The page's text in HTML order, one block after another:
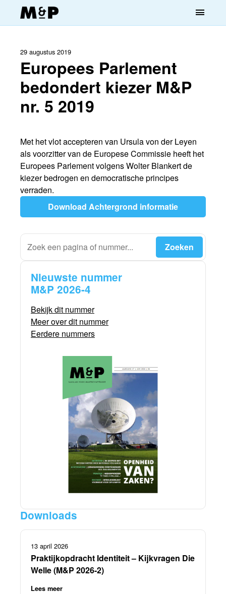
menu
29 augustus 2019
Europees Parlement
bedondert kiezer M&P
nr. 5 2019
Met het vlot accepteren van Ursula von der Leyen
als voorzitter van de Europese Commissie heeft het
Europees Parlement volgens Wolter Blankert de
kiezer bedrogen en democratische principes
verraden.
Download Achtergrond informatie
Nieuwste nummer
M&P 2026-4
Bekijk dit nummer
Meer over dit nummer
Eerdere nummers
Downloads
13 april 2026
Praktijkopdracht Identiteit – Kijkvragen Die
Welle (M&P 2026-2)
Lees meer